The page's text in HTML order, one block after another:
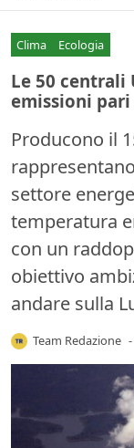
Clima Ecologia
Le 50 centrali
emissioni pari
Producono il
settore
temperatura
con un
obiettivo
andare sulla
Team Redazione -